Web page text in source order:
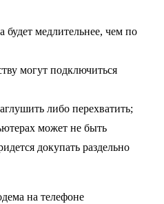
будет медлительнее, чем по
могут подключиться
либо перехватить;
может не быть
докупать раздельно
на телефоне